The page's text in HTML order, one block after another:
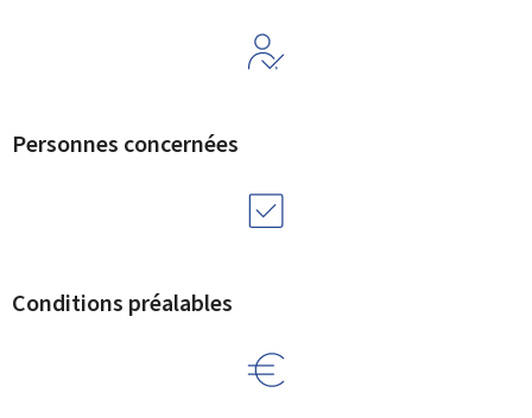
Personnes concernées
Conditions préalables